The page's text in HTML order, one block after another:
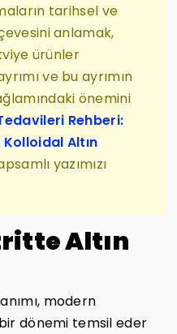
tarihsel ve
anlamak,
ürünler
ve bu ayrımın
önemini
Rehberi:
Kolloidal Altın
yazımızı
Altın
modern
dönemi temsil eder